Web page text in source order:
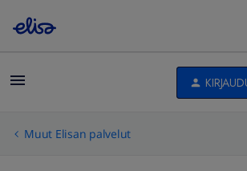
Muut Elisan palvelut